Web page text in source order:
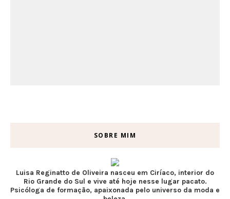
SOBRE MIM
Luisa Reginatto de Oliveira nasceu em Ciríaco, interior do
Rio Grande do Sul e vive até hoje nesse lugar pacato.
Psicóloga de formação, apaixonada pelo universo da moda e